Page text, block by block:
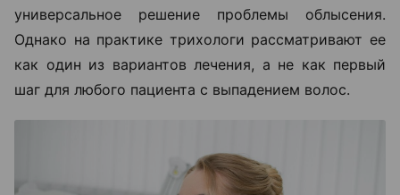
универсальное решение проблемы облысения.
Однако на практике трихологи рассматривают ее
как один из вариантов лечения, а не как первый
шаг для любого пациента с выпадением волос.